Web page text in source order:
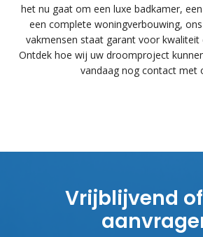
het nu gaat om een luxe badkamer,
een complete woningverbouwing,
vakmensen staat garant voor
Ontdek hoe wij uw droomproject
vandaag nog contact met
Vrijblijvend